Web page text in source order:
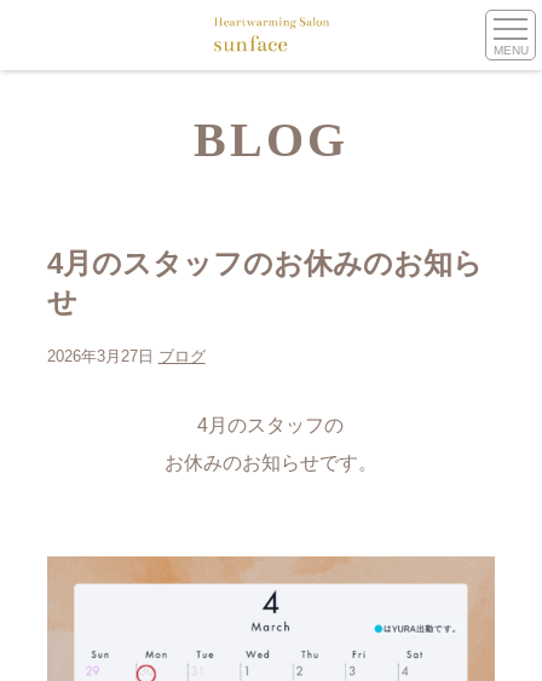
MENU
BLOG
4月のスタッフのお休みのお知ら
せ
2026年3月27日 ブログ
4月のスタッフの
お休みのお知らせです。